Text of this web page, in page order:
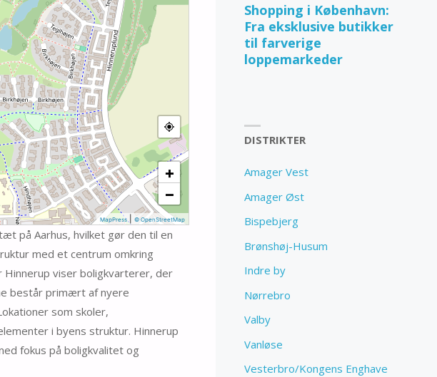
+
−
MapPress| © OpenStreetMap
på Aarhus, hvilket gør den til en
med et centrum omkring
viser boligkvarterer, der
består primært af nyere
som skoler,
i byens struktur. Hinnerup
fokus på boligkvalitet og
Shopping i København:
Fra eksklusive butikker
til farverige
loppemarkeder
DISTRIKTER
Amager Vest
Amager Øst
Bispebjerg
Brønshøj-Husum
Indre by
Nørrebro
Valby
Vanløse
Vesterbro/Kongens Enghave